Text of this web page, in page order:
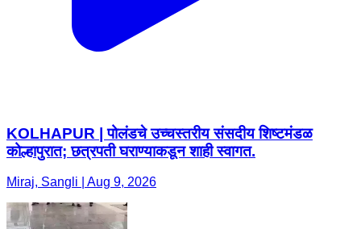
KOLHAPUR | पोलंडचे उच्चस्तरीय संसदीय शिष्टमंडळ
कोल्हापुरात; छत्रपती घराण्याकडून शाही स्वागत.
Miraj, Sangli | Aug 9, 2026